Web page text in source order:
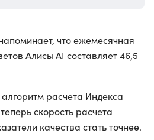
что ежемесячная
Алисы AI составляет 46,5
алгоритм расчета Индекса
скорость расчета
качества стать точнее.